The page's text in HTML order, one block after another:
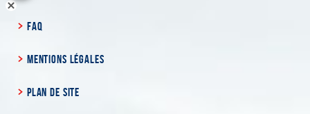
FAQ
MENTIONS LÉGALES
PLAN DE SITE